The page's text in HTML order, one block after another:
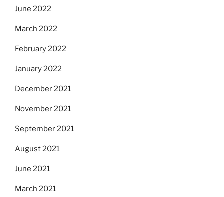
June 2022
March 2022
February 2022
January 2022
December 2021
November 2021
September 2021
August 2021
June 2021
March 2021